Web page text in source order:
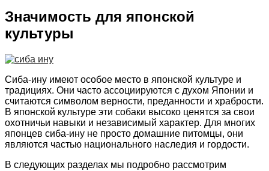
Значимость для японской
культуры
Сиба-ину имеют особое место в японской культуре и
традициях. Они часто ассоциируются с духом Японии и
считаются символом верности, преданности и храбрости.
В японской культуре эти собаки высоко ценятся за свои
охотничьи навыки и независимый характер. Для многих
японцев сиба-ину не просто домашние питомцы, они
являются частью национального наследия и гордости.
В следующих разделах мы подробно рассмотрим